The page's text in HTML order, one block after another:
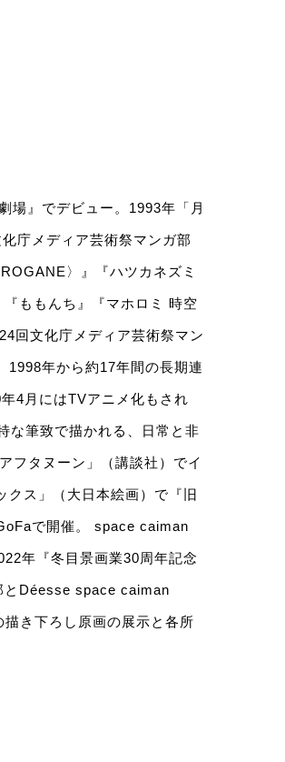
場』でデビュー。1993年「月
庁メディア芸術祭マンガ部
〉』『ハツカネズミ
ももんち』『マホロミ 時空
回文化庁メディア芸術祭マン
1998年から約17年間の長期連
4月にはTVアニメ化もされ
な筆致で描かれる、日常と非
フタヌーン」（講談社）でイ
クス」（大日本絵画）で『旧
で開催。 space caiman
年『冬目景画業30周年記念
とDéesse space caiman
き下ろし原画の展示と各所